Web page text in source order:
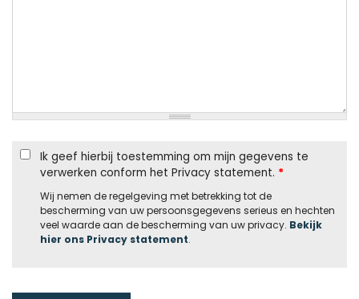
Ik geef hierbij toestemming om mijn gegevens te
verwerken conform het Privacy statement. *
Wij nemen de regelgeving met betrekking tot de
bescherming van uw persoonsgegevens serieus en hechten
veel waarde aan de bescherming van uw privacy. Bekijk
hier ons Privacy statement.